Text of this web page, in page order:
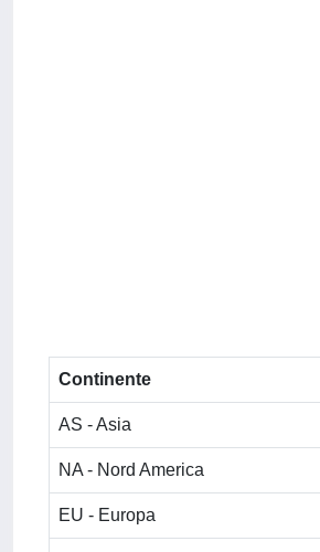
Continente
AS - Asia
NA - Nord America
EU - Europa